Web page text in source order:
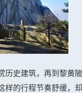
历史建筑，再到黎黄
样的行程节奏舒缓，